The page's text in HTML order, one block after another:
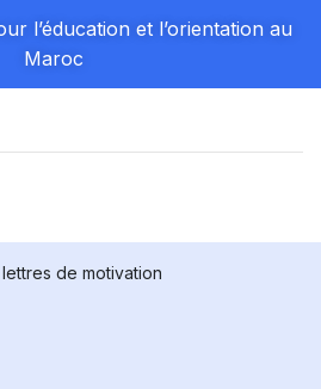
l’éducation et l’orientation au
Maroc
de motivation